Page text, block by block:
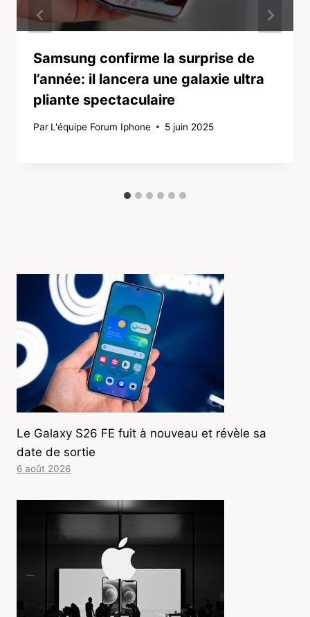
Samsung confirme la surprise de
l’année: il lancera une galaxie ultra
pliante spectaculaire
Par L'équipe Forum Iphone 5 juin 2025
Le Galaxy S26 FE fuit à nouveau et révèle sa
date de sortie
6 août 2026